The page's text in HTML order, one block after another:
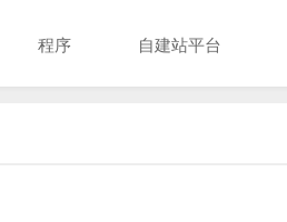
程序 自建站平台